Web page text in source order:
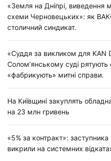
с
а
м
и
«Земля на Дніпрі, виведення
схеми Черновецьких»: як
столичний синдикат.
«Суддя за викликом для KAN
Солом’янському суді рятують
«фабрикують» митні справи.
На Київщині закуплять
на 23 млн гривень
«5% за контракт»:
викрили на системних